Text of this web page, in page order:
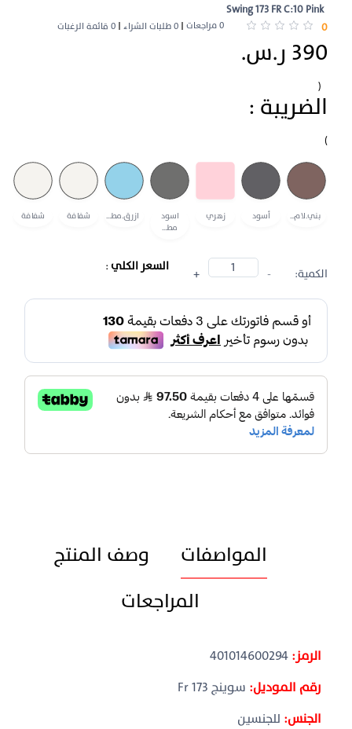
Swing 173 FR C:10 Pink
0
0 مراجعات 0 طلبات الشراء 0 قائمة الرغبات
390 ر.س.
(
الضريبة :
)
بني.لام... أسود زهري
اسود
مط...
ازرق.مط... شفافة شفافة
الكمية: -
+ السعر الكلي:
المواصفات
وصف المنتج
المراجعات
الرمز:401014600294
رقم الموديل: سوينج 173 Fr
الجنس: للجنسين